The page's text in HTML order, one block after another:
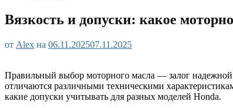
Вязкость и допуски: какое
от Alex на 06.11.202507.11.2025
Правильный выбор моторного масла — залог надежной
отличаются различными техническими
какие допуски учитывать для разных моделей Honda.